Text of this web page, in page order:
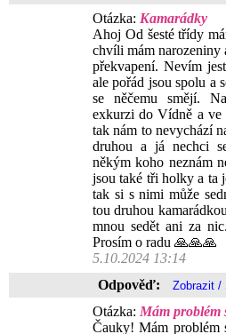
Otázka: Kamarádky
Ahoj Od šesté třídy
chvíli mám narozeniny
překvapení. Nevím
ale pořád jsou spolu a
se něčemu smějí.
exkurzi do Vídně a ve
tak nám to nevychází
druhou a já nechci
někým koho neznám
jsou také tři holky a ta
tak si s nimi může
tou druhou
mnou sedět ani za
Prosím o radu 🙏🙏🙏
5.10.2024 13:14
Odpověď:
Otázka: Mám problém
Čauky! Mám problém